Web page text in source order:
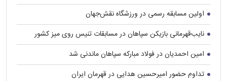
اولین مسابقه رسمی در ورزشگاه نقش‌جهان
نایب‌قهرمانی بازیکن سپاهان در مسابقات تنیس روی میز کشور
امین احمدیان در فولاد مبارکه سپاهان ماندنی شد
تداوم حضور امیرحسین هدایی در قهرمان ایران